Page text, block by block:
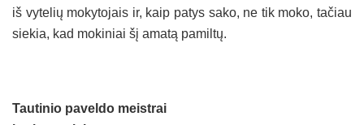
iš vytelių mokytojais ir, kaip patys sako, ne tik moko, tačiau
siekia, kad mokiniai šį amatą pamiltų.
Tautinio paveldo meistrai